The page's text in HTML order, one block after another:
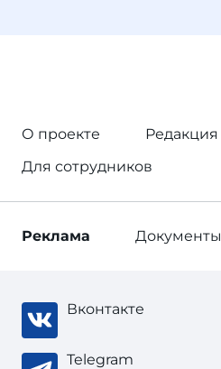
О проекте
Редакция
Для сотрудников
Реклама Документы
Вконтакте
Telegram